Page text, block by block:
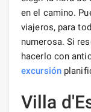
en el camino.
viajeros, para
numerosa. Si
hacerlo con
excursión
Villa